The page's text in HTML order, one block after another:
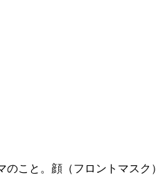
こと。顔（フロントマス